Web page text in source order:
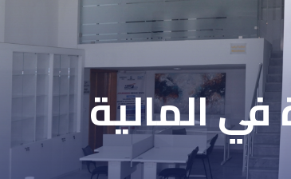
في المالية